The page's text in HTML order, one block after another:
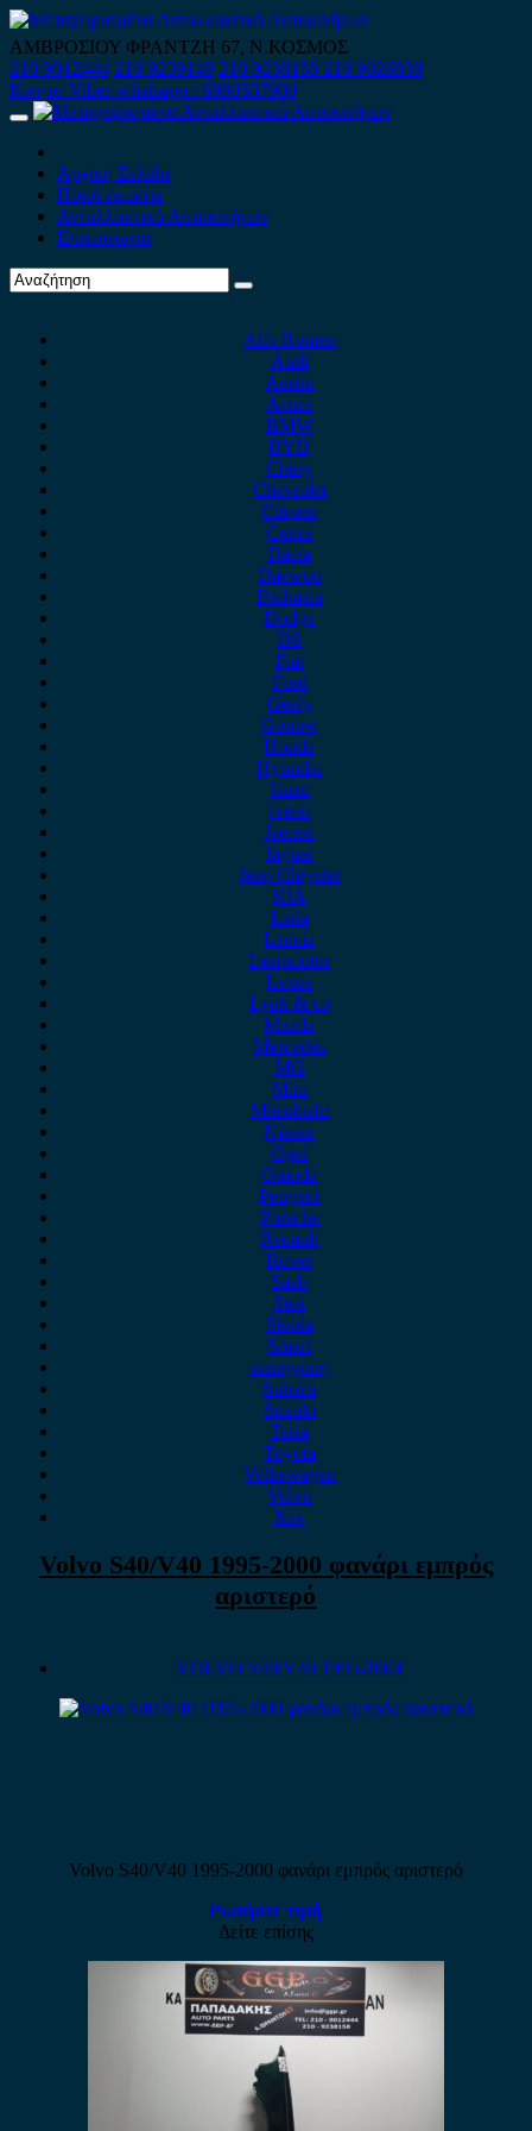
Skip
to
content
ΑΜΒΡΟΣΙΟΥ ΦΡΑΝΤΖΗ 67, Ν.ΚΟΣΜΟΣ
210 9012444 210 9239148 210 9238158 210 9026839
Κινητό-Viber-whatsapp : 6980507900
Primary
Αρχική Σελίδα
Ποιοί είμαστε
Ανταλλακτικά Αυτοκινήτων
Επικοινωνία
Alfa Romeo
Audi
Austin
Acura
BMW
BYD
Chery
Chevrolet
Citroen
Cupra
Dacia
Daewoo
Daihatsu
Dodge
DS
Fiat
Ford
Geely
Gonow
Honda
Hyundai
Isuzu
iveco
Jaecoo
Jaguar
Jeep Chrysler
KIA
Lada
Lancia
Leapmotor
Lexus
Lynk & co
Mazda
Mercedes
MG
Mini
Mitsubishi
Nissan
Opel
Omoda
Peugeot
Porsche
Renault
Rover
Saab
Seat
Skoda
Smart
ssangyong
Subaru
Suzuki
Tesla
Toyota
Volkswagen
Volvo
Xev
Volvo S40/V40 1995-2000 φανάρι εμπρός
αριστερό
VOLVO S40/V40 1995-2004
Volvo S40/V40 1995-2000 φανάρι εμπρός αριστερό
Ρωτήστε τιμή
Δείτε επίσης